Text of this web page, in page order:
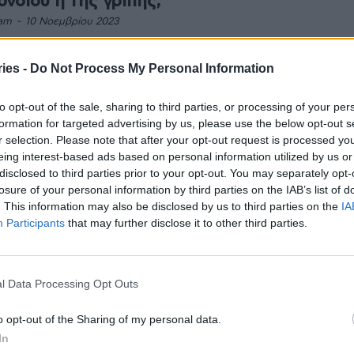
- Do Not Process My Personal Information
opt-out of the sale, sharing to third parties, or processing of your
for targeted advertising by us, please use the below opt-out
selection. Please note that after your opt-out request is processed
interest-based ads based on personal information utilized by us
to third parties prior to your opt-out. You may separately
of your personal information by third parties on the IAB’s list of
This information may also be disclosed by us to third parties on the
Participants that may further disclose it to other third parties.
Data Processing Opt Outs
opt-out of the Sharing of my personal data.
- 10 Νοεμβρίου 2023
στη χώρα μας για φέτος τον χειμώνα, σύμφωνα με
μοντέλο του Καθηγητή...
συνταγογράφηση το εμβόλιο κατά
- 17 Νοεμβρίου 2022
συνταγογράφηση θα μπορούν να κάνουν πλέον το
της γρίπης οι πολίτες. Όπως ανακοίνωσε ο
Υγείας, Θάνος Πλεύρης, η διαδικασία, πιθανόν να...
κίνδυνος για εκδήλωση
εμβολιάζονται έναντι της γρίπης